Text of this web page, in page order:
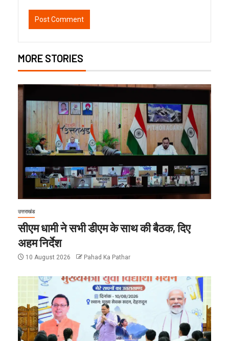
MORE STORIES
उत्तराखंड
सीएम धामी ने सभी डीएम के साथ की बैठक, दिए
अहम निर्देश
10 August 2026 Pahad Ka Pathar